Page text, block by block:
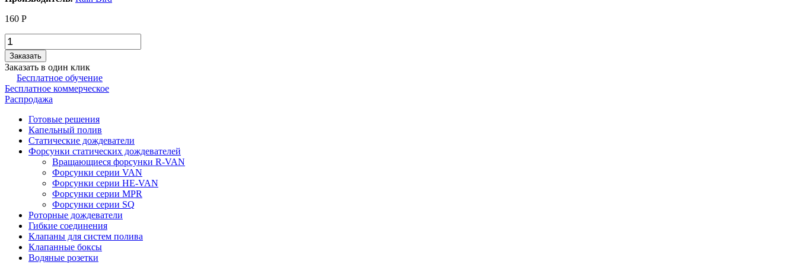
160 Р
Заказать
Заказать в один клик
Бесплатное обучение
Бесплатное коммерческое
Распродажа
Готовые решения
Капельный полив
Статические дождеватели
Форсунки статических дождевателей
Вращающиеся форсунки R-VAN
Форсунки серии VAN
Форсунки серии HE-VAN
Форсунки серии MPR
Форсунки серии SQ
Роторные дождеватели
Гибкие соединения
Клапаны для систем полива
Клапанные боксы
Водяные розетки